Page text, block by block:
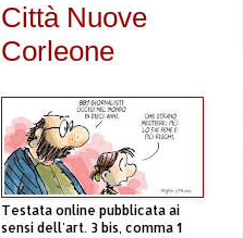
Città Nuove
Corleone
Testata online pubblicata ai
sensi dell'art. 3 bis, comma 1